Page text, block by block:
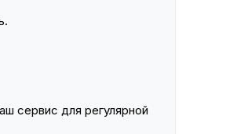
сервис для регулярной